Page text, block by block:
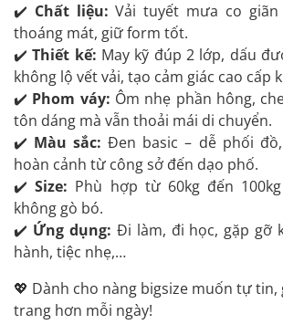
✔️ Chất liệu: Vải tuyết mưa co
thoáng mát, giữ form tốt.
✔️Thiết kế: May kỹ đúp 2 lớp, dấu
không lộ vết vải, tạo cảm giác cao cấp
✔️ Phom váy: Ôm nhẹ phần hông,
tôn dáng mà vẫn thoải mái di chuyển.
✔️ Màu sắc: Đen basic – dễ phối
hoàn cảnh từ công sở đến dạo phố.
✔️Size: Phù hợp từ 60kg đến
không gò bó.
✔️ Ứng dụng: Đi làm, đi học, gặp gỡ
hành, tiệc nhẹ,…
💖 Dành cho nàng bigsize muốn tự tin,
trang hơn mỗi ngày!